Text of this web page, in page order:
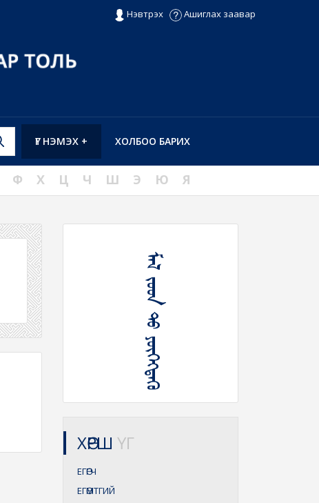
Нэвтрэх Ашиглах заавар
ХОЛБОО БАРИХ
ҮГ НЭМЭХ +
Ф Х Ц Ч Ш Э Ю Я
ᠮᠠᠯ ᠵᠤᠳ ᠲᠤ ᠶᠥᠭᠡᠭ᠍ᠳᠡᠬᠦ
ХӨРШ ҮГ
ЕГӨГЧ
ЕГӨМТГИЙ